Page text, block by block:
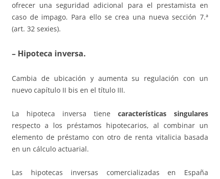
ofrecer una seguridad adicional para el prestamista en
caso de impago. Para ello se crea una nueva sección 7.ª
(art. 32 sexies).
– Hipoteca inversa.
Cambia de ubicación y aumenta su regulación con un
nuevo capítulo II bis en el título III.
La hipoteca inversa tiene características singulares
respecto a los préstamos hipotecarios, al combinar un
elemento de préstamo con otro de renta vitalicia basada
en un cálculo actuarial.
Las hipotecas inversas comercializadas en España